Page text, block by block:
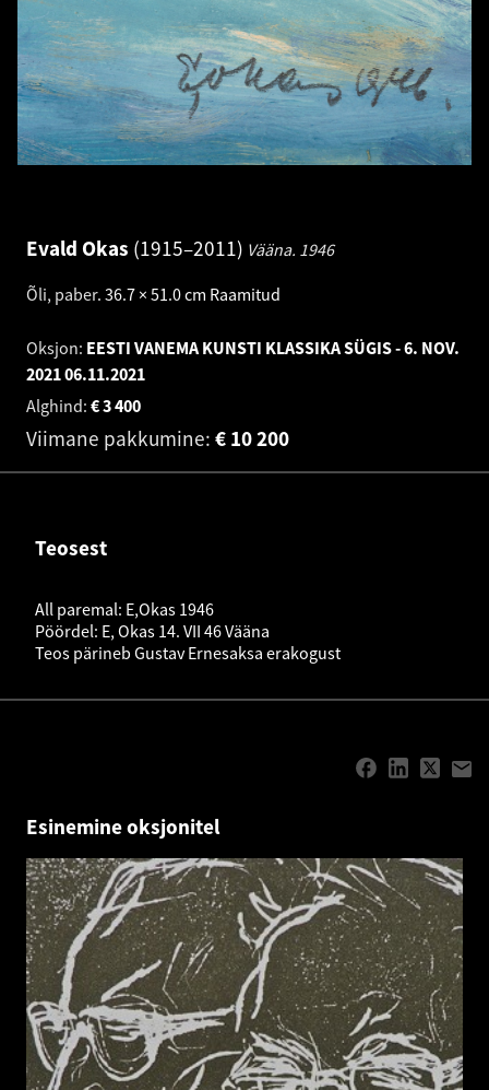
Evald Okas 1915–2011 Vääna. 1946
Õli, paber. 36.7 × 51.0 cm Raamitud
Oksjon: EESTI VANEMA KUNSTI KLASSIKA SÜGIS - 6. NOV.
202106.11.2021
Alghind:
3 400
€
Viimane pakkumine: 10 200
€
Teosest
All paremal: E,Okas 1946
Pöördel: E, Okas 14. VII 46 Vääna
Teos pärineb Gustav Ernesaksa erakogust
Esinemine oksjonitel